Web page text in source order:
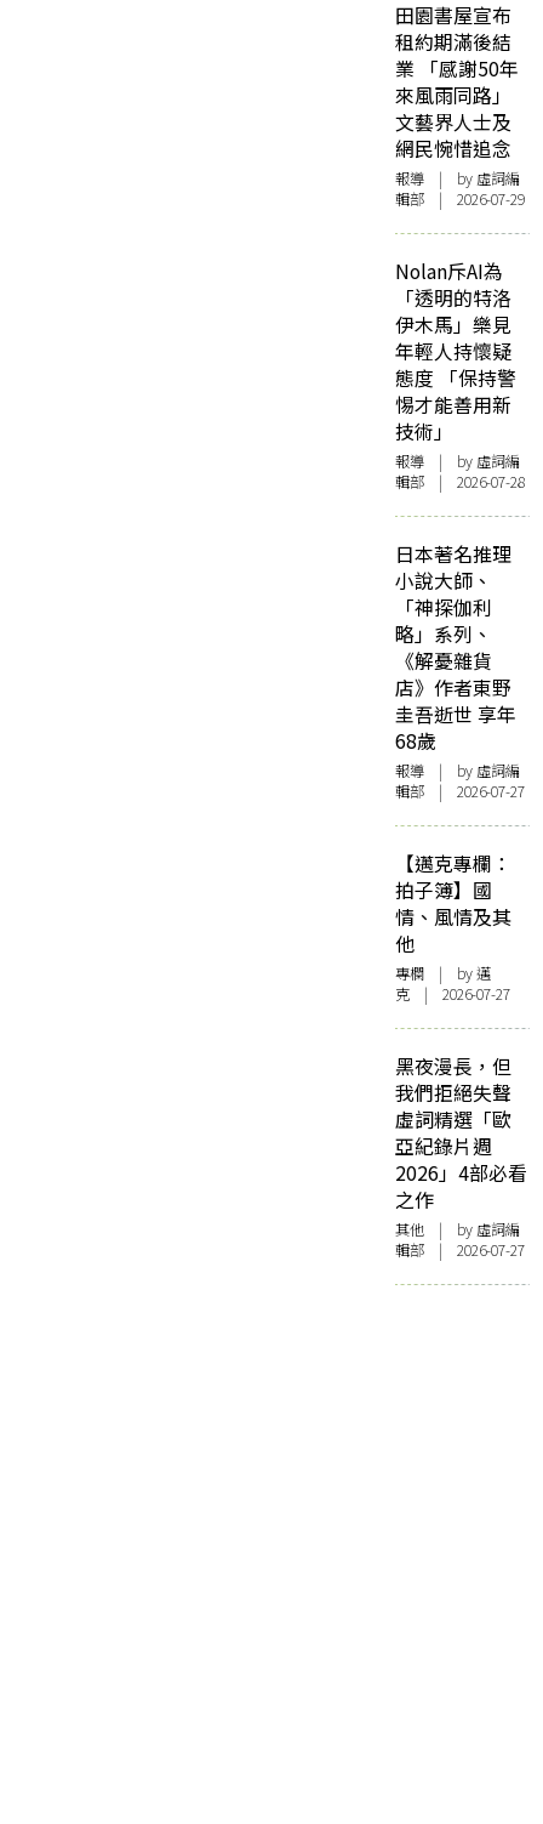
田園書屋宣布
租約期滿後結
業 「感謝50年
來風雨同路」
文藝界人士及
網民惋惜追念
報導 | by 虛詞編
輯部 | 2026-07-29
Nolan斥AI為
「透明的特洛
伊木馬」樂見
年輕人持懷疑
態度 「保持警
惕才能善用新
技術」
報導 | by 虛詞編
輯部 | 2026-07-28
日本著名推理
小說大師、
「神探伽利
略」系列、
《解憂雜貨
店》作者東野
圭吾逝世 享年
68歲
報導 | by 虛詞編
輯部 | 2026-07-27
【邁克專欄：
拍子簿】國
情、風情及其
他
專欄 | by邁
克 | 2026-07-27
黑夜漫長，但
我們拒絕失聲
虛詞精選「歐
亞紀錄片週
2026」4部必看
之作
其他 | by 虛詞編
輯部 | 2026-07-27